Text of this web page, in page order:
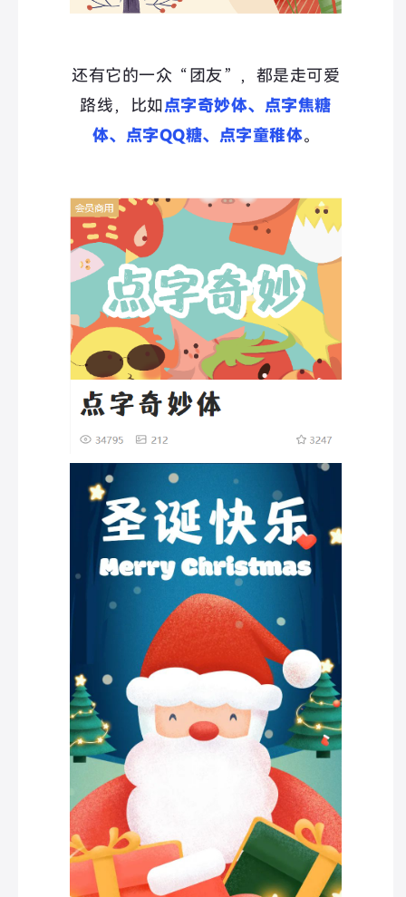
还有它的一众“团友”，都是走可爱
路线，比如点字奇妙体、点字焦糖
体、点字QQ糖、点字童稚体。